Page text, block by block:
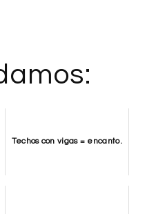
Techos con vigas = encanto.